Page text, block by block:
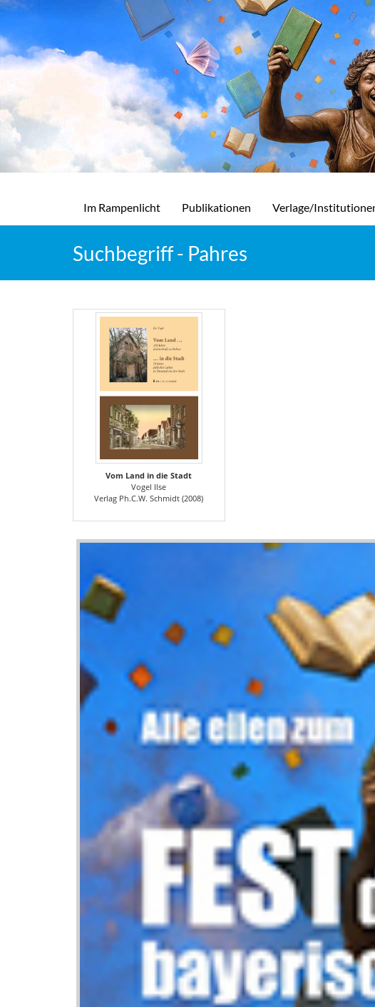
Im Rampenlicht Publikationen Verlage/
Suchbegriff - Pahres
Vom Land in die Stadt
Vogel Ilse
Verlag Ph.C.W. Schmidt (2008)